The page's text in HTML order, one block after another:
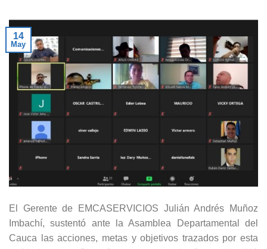
14
May
El Gerente de EMCASERVICIOS Julián Andrés Muñoz
Imbachí, sustentó ante la Asamblea Departamental del
Cauca las acciones, metas y objetivos trazados por esta